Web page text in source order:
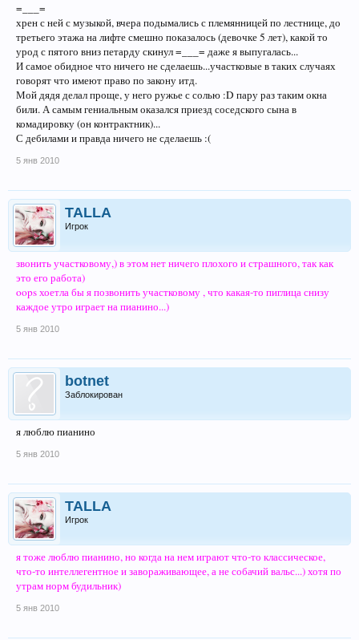
=___=
хрен с ней с музыкой, вчера подымались с племянницей по лестнице, до
третьего этажа на лифте смешно показалось (девочке 5 лет), какой то
урод с пятого вниз петарду скинул =___= даже я выпугалась...
И самое обидное что ничего не сделаешь...участковые в таких случаях
говорят что имеют право по закону итд.
Мой дядя делал проще, у него ружье с солью :D пару раз таким окна
били. А самым гениальным оказался приезд соседского сына в
комадировку (он контрактник)...
С дебилами и правда ничего не сделаешь :(
5 янв 2010
TALLA
Игрок
звонить участковому,) в этом нет ничего плохого и страшного, так как
это его работа)
oops хоетла бы я позвонить участковому , что какая-то пиглица снизу
каждое утро играет на пианино...)
5 янв 2010
botnet
Заблокирован
я люблю пианино
5 янв 2010
TALLA
Игрок
я тоже люблю пианино, но когда на нем играют что-то классическое,
что-то интеллегентное и завораживающее, а не собачий вальс...) хотя по
утрам норм будильник)
5 янв 2010